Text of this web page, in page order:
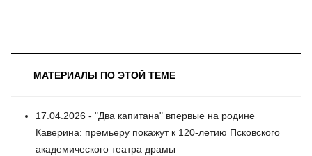
МАТЕРИАЛЫ ПО ЭТОЙ ТЕМЕ
17.04.2026 - "Два капитана" впервые на родине
Каверина: премьеру покажут к 120-летию Псковского
академического театра драмы